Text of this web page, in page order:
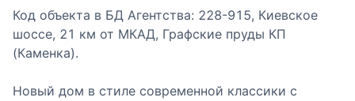
Код объекта в БД Агентства: 228-915, Киевское
шоссе, 21 км от МКАД, Графские пруды КП
(Каменка).
Новый дом в стиле современной классики с